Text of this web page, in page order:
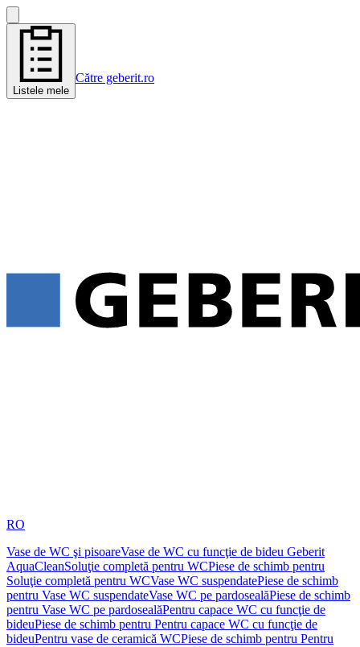
Listele mele
Către geberit.ro
RO
Vase de WC şi pisoareVase de WC cu funcţie de bideu Geberit
AquaCleanSoluţie completă pentru WCPiese de schimb pentru
Soluţie completă pentru WCVase WC suspendatePiese de schimb
pentru Vase WC suspendateVase WC pe pardosealăPiese de schimb
pentru Vase WC pe pardosealăPentru capace WC cu funcţie de
bideuPiese de schimb pentru Pentru capace WC cu funcţie de
bideuPentru vase de ceramică WCPiese de schimb pentru Pentru